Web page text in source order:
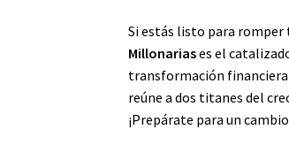
Si estás listo para
Millonariases el
transformación
reúne a dos titanes del
¡Prepárate para un